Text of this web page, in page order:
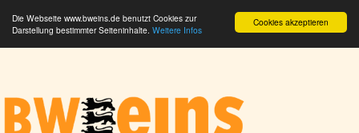
Cookies akzeptieren
Die Webseite www.bweins.de benutzt Cookies zur
Darstellung bestimmter Seiteninhalte. Weitere Infos